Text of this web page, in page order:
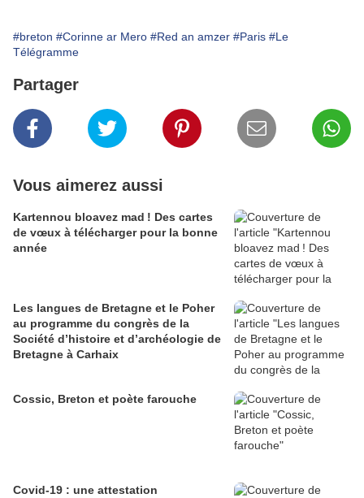
#breton #Corinne ar Mero #Red an amzer #Paris #Le
Télégramme
Partager
Vous aimerez aussi
Kartennou bloavez mad ! Des cartes
de vœux à télécharger pour la bonne
année
Les langues de Bretagne et le Poher
au programme du congrès de la
Société d’histoire et d’archéologie de
Bretagne à Carhaix
Cossic, Breton et poète farouche
Covid-19 : une attestation